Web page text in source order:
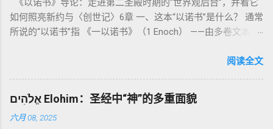
中活出“圣洁”。圣洁不仅是内心态度，更是生活方式。 二、献
祭制度：与神相交的通道 前七章详细描述五种祭： 燔祭
（olah）：全然献上，象征奉献与赎罪； 素祭 （minchah）：
团契的象征； 赎罪祭 （chatat）：针对无意之罪的遮盖； 赎愆
祭 （asham）：针对特定罪行的赔偿与赎回。 这些制度不是单
纯宗教仪式，而是 神提供给罪人恢复关系的方式 。 希伯来文
祂的子民得洁净并维系同在。 三、祭司制度与敬拜秩序 亚伦与
《以诺书》导论：走进第二圣殿时期的“世界观后台”，并看它
如何照亮新约与〈创世记〉6章 一、这本“以诺书”是什么？ 通常
所说的“以诺书”指 《一以诺书》（1 Enoch） ——由多卷文本构
世纪），虽不在犹太/基督教主流正典之内（ 埃塞俄比亚正教
吉兹语（埃塞俄比亚语） 保存， 死海古卷 出土了多份 阿拉姆
语 残卷，另有 希腊文 片段，显示其广泛流传。 《一以诺书》
大体由五部分组成（作者与年代各异）： 《守望者之书》（1–
阅读全文
אֱלֹהִים Elohim：圣经中“神”的多重面貌
六月 08, 2025